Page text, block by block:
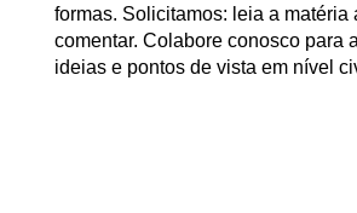
formas. Solicitamos: leia a matéria
comentar. Colabore conosco para
ideias e pontos de vista em nível